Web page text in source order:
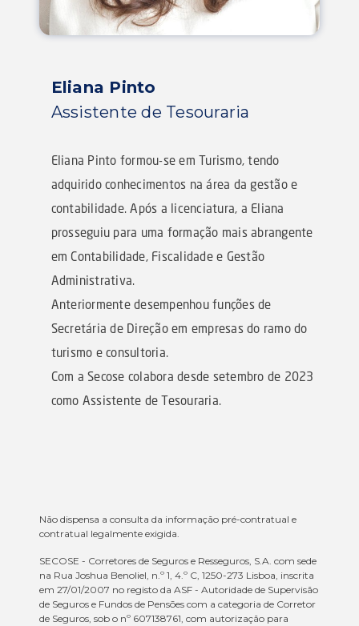
Eliana Pinto
Assistente de Tesouraria
Eliana Pinto formou-se em Turismo, tendo
adquirido conhecimentos na área da gestão e
contabilidade. Após a licenciatura, a Eliana
prosseguiu para uma formação mais abrangente
em Contabilidade, Fiscalidade e Gestão
Administrativa.
Anteriormente desempenhou funções de
Secretária de Direção em empresas do ramo do
turismo e consultoria.
Com a Secose colabora desde setembro de 2023
como Assistente de Tesouraria.
Não dispensa a consulta da informação pré-contratual e
contratual legalmente exigida.
SECOSE - Corretores de Seguros e Resseguros, S.A. com sede
na Rua Joshua Benoliel, n.º 1, 4.º C, 1250-273 Lisboa, inscrita
em 27/01/2007 no registo da ASF - Autoridade de Supervisão
de Seguros e Fundos de Pensões com a categoria de Corretor
de Seguros, sob o nº 607138761, com autorização para